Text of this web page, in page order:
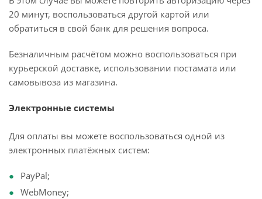
20 минут, воспользоваться другой картой или
обратиться в свой банк для решения вопроса.
Безналичным расчётом можно воспользоваться при
курьерской доставке, использовании постамата или
самовывоза из магазина.
Электронные системы
Для оплаты вы можете воспользоваться одной из
электронных платёжных систем:
PayPal;
WebMoney;